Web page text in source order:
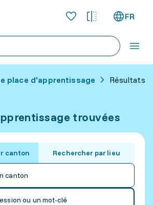
FR
place d'apprentissage Résultats
trouvées
canton Rechercher par lieu
canton
ou un mot-clé